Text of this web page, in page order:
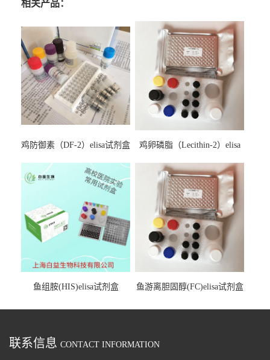
相关产品：
鸡防御素（DF-2）elisa试剂盒
鸡卵磷脂（Lecithin-2）elisa
鱼组胺(HIS)elisa试剂盒 鱼游离胆固醇(FC)elisa试剂盒
联系信息 CONTACT INFORMATION